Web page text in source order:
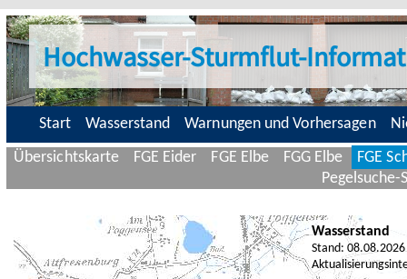
Hochwasser-Sturmflut-
Start Wasserstand Warnungen und Vorhersagen
Übersichtskarte
FGE Eider FGE Elbe FGG Elbe
FGE
Pegelsuche-
Wasserstand
Stand: